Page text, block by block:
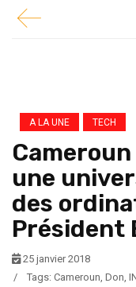
A LA UNE TECH
une
des
Président
25 janvier 2018
/
Tags: Cameroun, Don,